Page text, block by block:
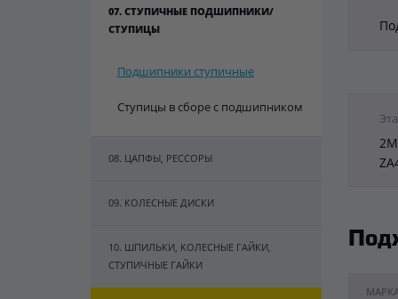
07. СТУПИЧНЫЕ ПОДШИПНИКИ/
СТУПИЦЫ
Подшипники ступичные
Ступицы в сборе с подшипником
08. ЦАПФЫ, РЕССОРЫ
09. КОЛЕСНЫЕ ДИСКИ
10. ШПИЛЬКИ, КОЛЕСНЫЕ ГАЙКИ,
СТУПИЧНЫЕ ГАЙКИ